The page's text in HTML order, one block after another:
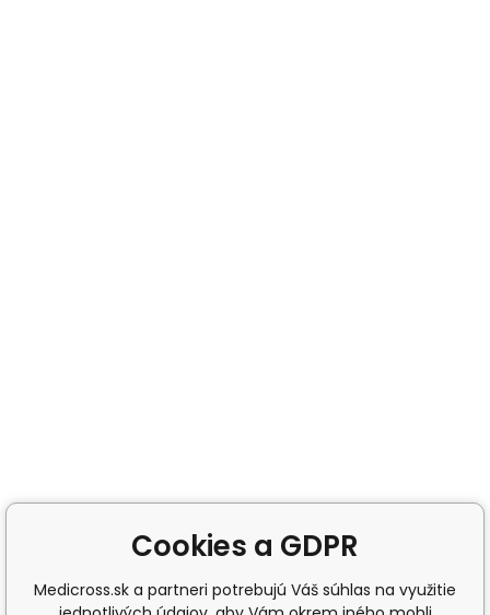
Cookies a GDPR
Medicross.sk a partneri potrebujú Váš súhlas na využitie